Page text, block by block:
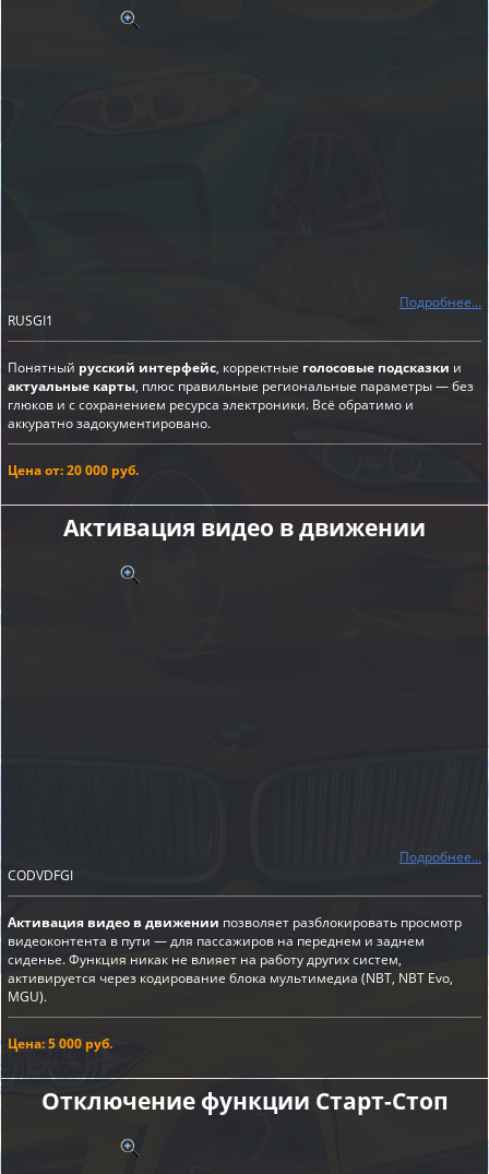
Подробнее...
RUSGI1
Понятный русский интерфейс, корректные голосовые подсказки и
актуальные карты, плюс правильные региональные параметры — без
глюков и с сохранением ресурса электроники. Всё обратимо и
аккуратно задокументировано.
Цена от: 20 000 руб.
Активация видео в движении
Подробнее...
CODVDFGI
Активация видео в движении позволяет разблокировать просмотр
видеоконтента в пути — для пассажиров на переднем и заднем
сиденье. Функция никак не влияет на работу других систем,
активируется через кодирование блока мультимедиа (NBT, NBT Evo,
MGU).
Цена: 5 000 руб.
Отключение функции Старт-Cтоп